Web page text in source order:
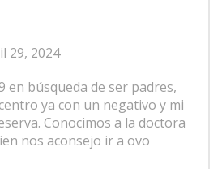
29, 2024
en búsqueda de ser padres,
ya con un negativo y mi
Conocimos a la doctora
nos aconsejo ir a ovo